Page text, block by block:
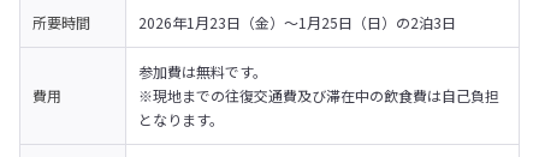
所要時間 2026年1月23日（金）～1月25日（日）の2泊3日
費用
参加費は無料です。
※現地までの往復交通費及び滞在中の飲食費は自己負担
となります。